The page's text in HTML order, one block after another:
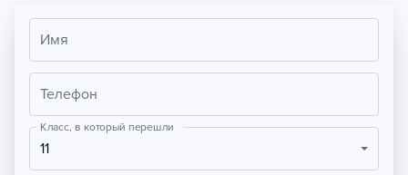
Имя
Телефон
Класс, в который перешли
11